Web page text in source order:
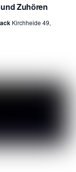
Zuhören
Kirchheide 49,